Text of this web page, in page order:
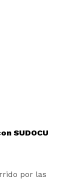
SUDOCU
por las